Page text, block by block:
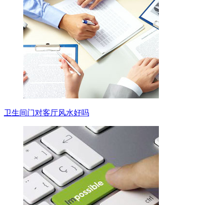
卫生间门对客厅风水好吗